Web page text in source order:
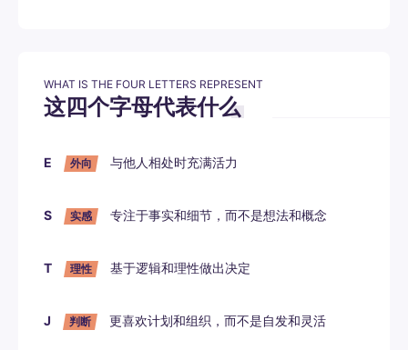
WHAT IS THE FOUR LETTERS REPRESENT
这四个字母代表什么
E 外向 与他人相处时充满活力
S 实感 专注于事实和细节，而不是想法和概念
T 理性 基于逻辑和理性做出决定
J 判断 更喜欢计划和组织，而不是自发和灵活